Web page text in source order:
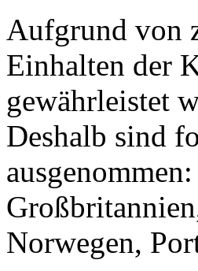
Aufgrund von
Einhalten der
gewährleistet
Deshalb sind
Norwegen,